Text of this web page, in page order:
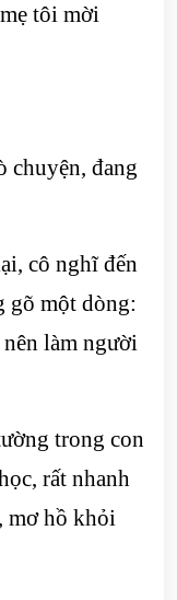
tôi mời
chuyện, đang
cô nghĩ đến
gõ một dòng:
làm người
trong con
rất nhanh
mơ hồ khỏi